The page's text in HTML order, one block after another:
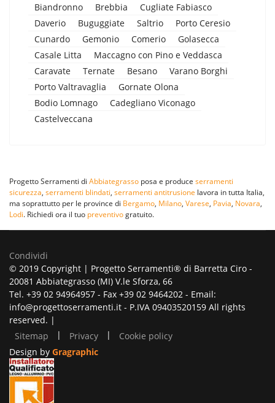
Biandronno
Brebbia
Cugliate Fabiasco
Daverio
Buguggiate Saltrio
Porto Ceresio
Cunardo
Gemonio Comerio
Golasecca
Casale Litta
Maccagno con Pino e Veddasca
Caravate
Ternate Besano
Varano Borghi
Porto Valtravaglia
Gornate Olona
Bodio Lomnago
Cadegliano Viconago
Castelveccana
Progetto Serramenti di Abbiategrasso posa e produce serramenti
sicurezza, serramenti blindati, serramenti antitrusione lavora in tutta Italia,
ma soprattutto per le province di Bergamo, Milano, Varese, Pavia, Novara,
Lodi. Richiedi ora il tuo preventivogratuito.
Condividi
© 2019 Copyright | Progetto Serramenti® di Barretta Ciro -
20081 Abbiategrasso (MI) V.le Sforza, 66
Tel. +39 02 94964957 - Fax +39 02 9464202 - Email:
info@progettoserramenti.it - P.IVA 09403520159 All rights
reserved. |
Sitemap
| Privacy |
Cookie policy
Design by Gragraphic